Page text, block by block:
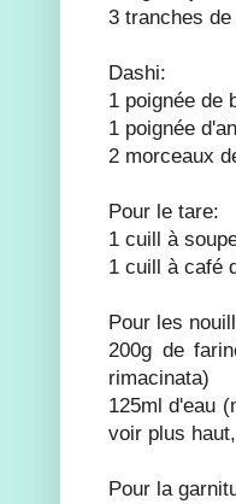
3 tranches
Dashi:
1 poignée de
1 poignée
2 morceaux
Pour le tare:
1 cuill à
1 cuill à café
Pour les
200g de
rimacinata)
125ml d'eau
voir plus
Pour la